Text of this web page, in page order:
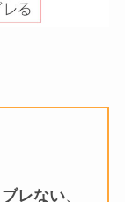
ブレない、